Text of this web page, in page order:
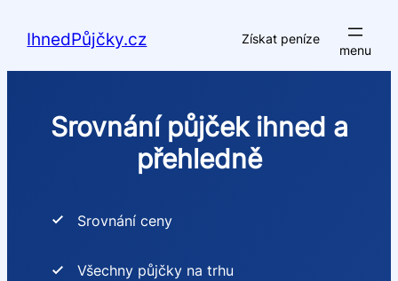
IhnedPůjčky.cz Získat peníze
Srovnání půjček ihned a
přehledně
Srovnání ceny
Všechny půjčky na trhu